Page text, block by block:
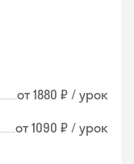
от 1880 ₽ / урок
от 1090 ₽ / урок